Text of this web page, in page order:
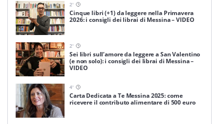
2'
Cinque libri (+1) da leggere nella Primavera
2026: i consigli dei librai di Messina – VIDEO
2'
Sei libri sull’amore da leggere a San Valentino
(e non solo): i consigli dei librai di Messina –
VIDEO
4'
Carta Dedicata a Te Messina 2025: come
ricevere il contributo alimentare di 500 euro